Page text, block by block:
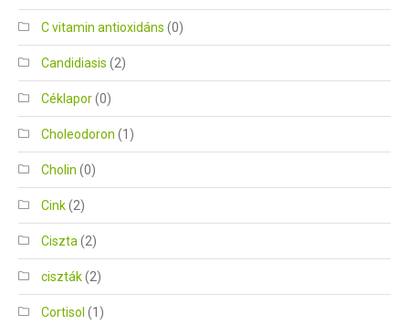
C vitamin antioxidáns (0)
Candidiasis (2)
Céklapor(0)
Choleodoron (1)
Cholin (0)
Cink(2)
Ciszta (2)
ciszták(2)
Cortisol (1)